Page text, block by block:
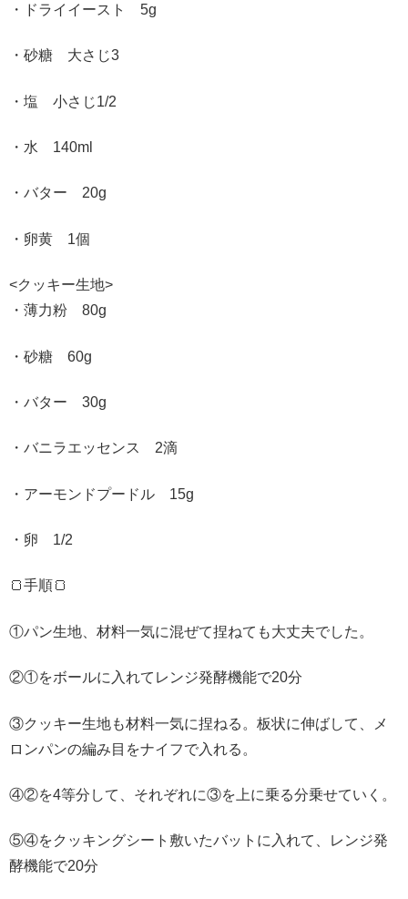
・ドライイースト 5g
・砂糖 大さじ3
・塩 小さじ1/2
・水 140ml
・バター 20g
・卵黄 1個
<クッキー生地>
・薄力粉 80g
・砂糖 60g
・バター 30g
・バニラエッセンス 2滴
・アーモンドプードル 15g
・卵 1/2
🍞手順🍞
①パン生地、材料一気に混ぜて捏ねても大丈夫でした。
②①をボールに入れてレンジ発酵機能で20分
③クッキー生地も材料一気に捏ねる。板状に伸ばして、メ
ロンパンの編み目をナイフで入れる。
④②を4等分して、それぞれに③を上に乗る分乗せていく。
⑤④をクッキングシート敷いたバットに入れて、レンジ発
酵機能で20分